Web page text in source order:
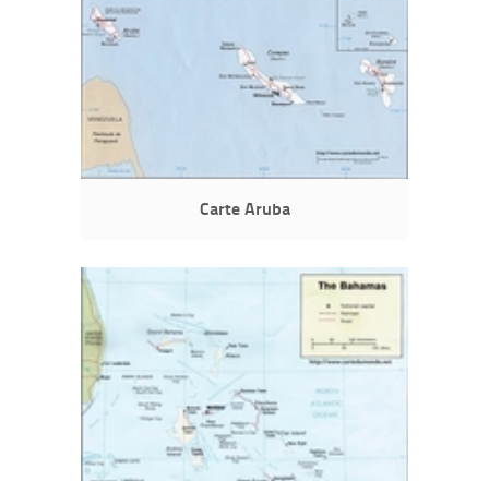
Carte Aruba